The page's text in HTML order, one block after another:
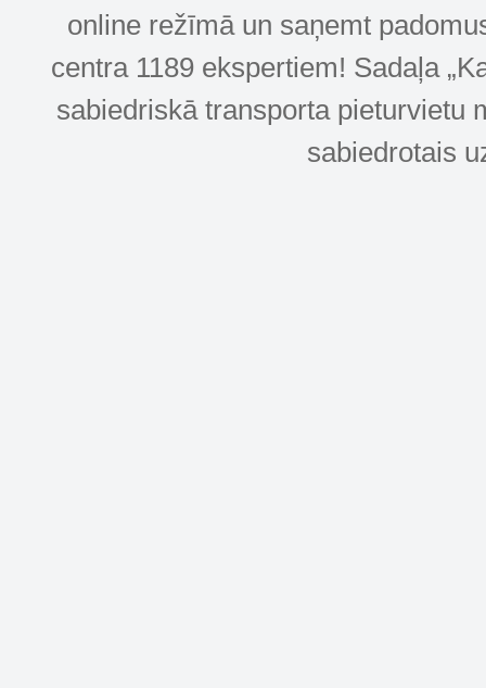
online režīmā un saņemt
centra 1189 ekspertiem! Sadaļa
sabiedriskā transporta pieturvietu
sabiedrotais